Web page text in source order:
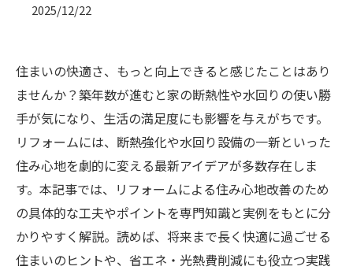
2025/12/22
住まいの快適さ、もっと向上できると感じたことはあり
ませんか？築年数が進むと家の断熱性や水回りの使い勝
手が気になり、生活の満足度にも影響を与えがちです。
リフォームには、断熱強化や水回り設備の一新といった
住み心地を劇的に変える最新アイデアが多数存在しま
す。本記事では、リフォームによる住み心地改善のため
の具体的な工夫やポイントを専門知識と実例をもとに分
かりやすく解説。読めば、将来まで長く快適に過ごせる
住まいのヒントや、省エネ・光熱費削減にも役立つ実践